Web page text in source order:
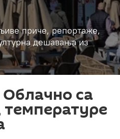
приче, репортаже,
дешавања из
са